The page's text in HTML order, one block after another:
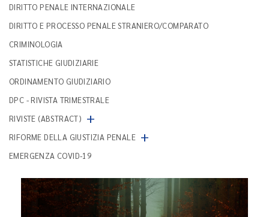
DIRITTO PENALE INTERNAZIONALE
DIRITTO E PROCESSO PENALE STRANIERO/COMPARATO
CRIMINOLOGIA
STATISTICHE GIUDIZIARIE
ORDINAMENTO GIUDIZIARIO
DPC - RIVISTA TRIMESTRALE
RIVISTE (ABSTRACT) +
RIFORME DELLA GIUSTIZIA PENALE +
EMERGENZA COVID-19